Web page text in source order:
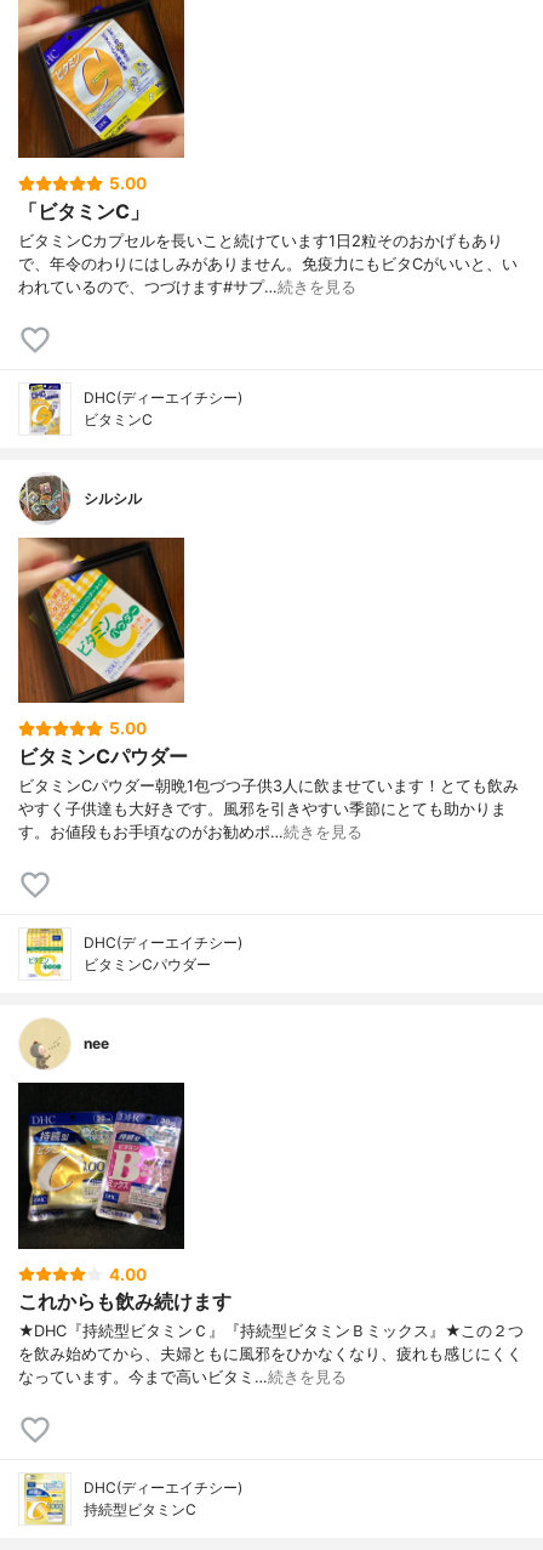
5.00
「ビタミンC」
ビタミンCカプセルを長いこと続けています1日2粒そのおかげもあり
で、年令のわりにはしみがありません。免疫力にもビタCがいいと、い
われているので、つづけます#サプ…続きを見る
DHC(ディーエイチシー)
ビタミンC
シルシル
5.00
ビタミンCパウダー
ビタミンCパウダー朝晩1包づつ子供3人に飲ませています！とても飲み
やすく子供達も大好きです。風邪を引きやすい季節にとても助かりま
す。お値段もお手頃なのがお勧めポ…続きを見る
DHC(ディーエイチシー)
ビタミンCパウダー
nee
4.00
これからも飲み続けます
★DHC『持続型ビタミンＣ』『持続型ビタミンＢミックス』★この２つ
を飲み始めてから、夫婦ともに風邪をひかなくなり、疲れも感じにくく
なっています。今まで高いビタミ…続きを見る
DHC(ディーエイチシー)
持続型ビタミンC